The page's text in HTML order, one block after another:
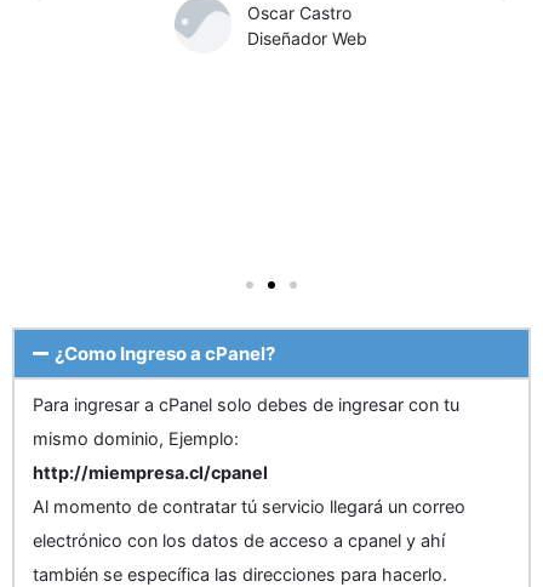
Oscar Castro
Diseñador Web
¿Como Ingreso a cPanel?
Para ingresar a cPanel solo debes de ingresar con tu
mismo dominio, Ejemplo:
http://miempresa.cl/cpanel
Al momento de contratar tú servicio llegará un correo
electrónico con los datos de acceso a cpanel y ahí
también se específica las direcciones para hacerlo.